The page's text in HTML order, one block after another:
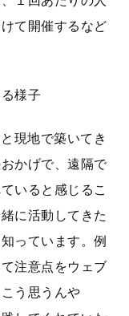
て開催するなど
様子
現地で築いてき
かげで、遠隔で
いると感じるこ
に活動してきた
っています。例
注意点をウェブ
う思うんや